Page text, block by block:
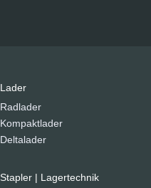
Lader
Radlader
Kompaktlader
Deltalader
Stapler | Lagertechnik